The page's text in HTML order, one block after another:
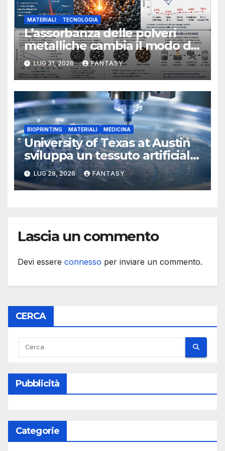
MATERIALI TECNOLOGIA
L’assorbanza delle polveri
metalliche cambia il modo di
interpretare la fusione laser
LUG 31, 2026 FANTASY
BIOPRINTING MATERIALI MEDICINA
University of Texas at Austin
sviluppa un tessuto artificiale
stampabile in 3D che imita le
membrane dei tessuti
LUG 28, 2026 FANTASY
Lascia un commento
Devi essere connesso per inviare un commento.
CERCA
Pubblicità
Categorie